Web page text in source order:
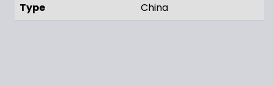
Type China